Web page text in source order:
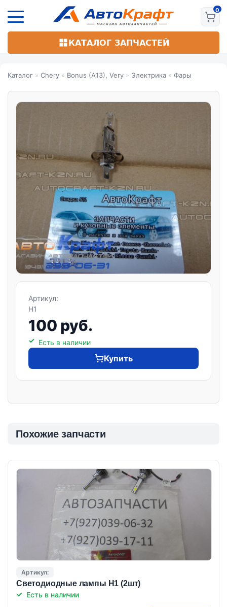
основному
КАТАЛОГ ЗАПЧАСТЕЙ
Каталог » Chery » Bonus (A13), Very » Электрика » Фары
Артикул:
H1
100 руб.
Есть в наличии
Купить
Похожие запчасти
Артикул:
Светодиодные лампы Н1 (2шт)
Есть в наличии